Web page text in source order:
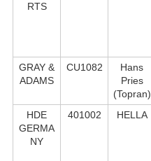
RTS
GRAY &
ADAMS
CU1082
Hans
Pries
(Topran)
HDE
GERMA
NY
401002 HELLA